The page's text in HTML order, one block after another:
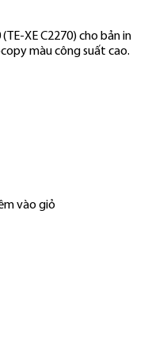
XE C2270) cho bản in
màu công suất cao.
vào giỏ